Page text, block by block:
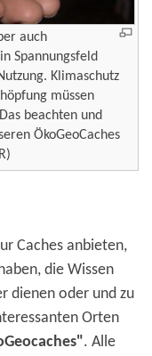
auch
Spannungsfeld
Klimaschutz
müssen
beachten und
ÖkoGeoCaches
Caches anbieten,
die Wissen
dienen oder und zu
Orten
. Alle